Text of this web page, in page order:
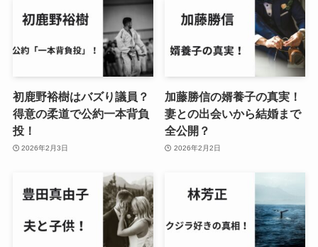
初鹿野裕樹はバズり議員？
得意の柔道で公約一本背負
投！
2026年2月3日
加藤勝信の婿養子の真実！
妻との出会いから結婚まで
全公開？
2026年2月2日